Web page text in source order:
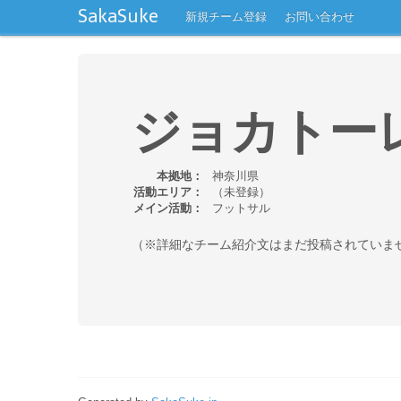
SakaSuke 新規チーム登録 お問い合わせ
ジョカトー
本拠地：
神奈川県
活動エリア：
（未登録）
メイン活動：
フットサル
（※詳細なチーム紹介文はまだ投稿されていま